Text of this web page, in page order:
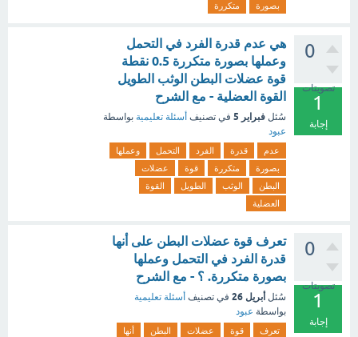
بصورة
متكررة
0
تصويتات
1
إجابة
هي عدم قدرة الفرد في التحمل
وعملها بصورة متكررة 0.5 نقطة
قوة عضلات البطن الوثب الطويل
القوة العضلية - مع الشرح
سُئل فبراير 5 في تصنيف أسئلة تعليمية بواسطة
عبود
عدم قدرة الفرد التحمل
وعملها
بصورة
متكررة قوة
عضلات
البطن
الوثب الطويل
القوة
العضلية
0
تصويتات
1
إجابة
تعرف قوة عضلات البطن على أنها
قدرة الفرد في التحمل وعملها
بصورة متكررة. ؟ - مع الشرح
سُئل أبريل 26 في تصنيف أسئلة تعليمية
بواسطة عبود
تعرف قوة عضلات البطن
أنها